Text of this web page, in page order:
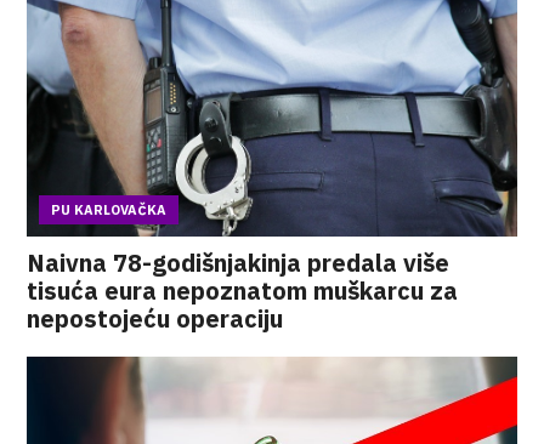
PU KARLOVAČKA
Naivna 78-godišnjakinja predala više
tisuća eura nepoznatom muškarcu za
nepostojeću operaciju